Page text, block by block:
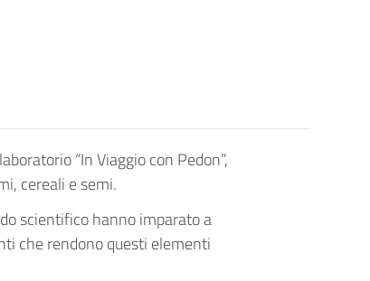
“In Viaggio con Pedon”,
cereali e semi.
scientifico hanno imparato a
che rendono questi elementi